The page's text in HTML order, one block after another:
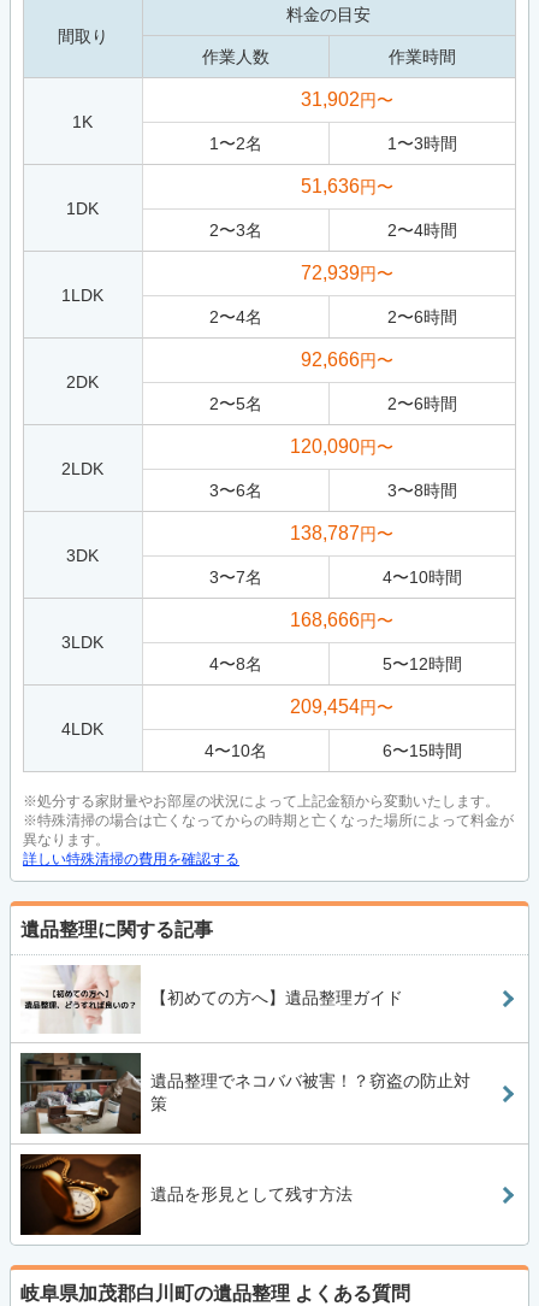
間取り
料金の目安
作業人数 作業時間
1K
31,902円〜
1〜2名 1〜3時間
1DK
51,636円〜
2〜3名 2〜4時間
1LDK
72,939円〜
2〜4名 2〜6時間
2DK
92,666円〜
2〜5名 2〜6時間
2LDK
120,090円〜
3〜6名 3〜8時間
3DK
138,787円〜
3〜7名 4〜10時間
3LDK
168,666円〜
4〜8名 5〜12時間
4LDK
209,454円〜
4〜10名 6〜15時間
※処分する家財量やお部屋の状況によって上記金額から変動いたします。
※特殊清掃の場合は亡くなってからの時期と亡くなった場所によって料金が
異なります。
詳しい特殊清掃の費用を確認する
遺品整理に関する記事
【初めての方へ】遺品整理ガイド
遺品整理でネコババ被害！？窃盗の防止対
策
遺品を形見として残す方法
岐阜県加茂郡白川町の遺品整理 よくある質問